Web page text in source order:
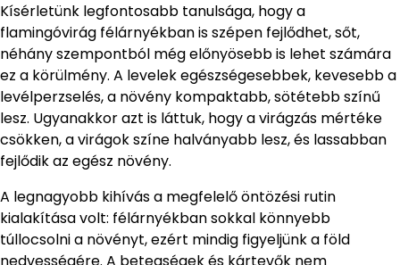
Kísérletünk legfontosabb tanulsága, hogy a
flamingóvirág félárnyékban is szépen fejlődhet, sőt,
néhány szempontból még előnyösebb is lehet számára
ez a körülmény. A levelek egészségesebbek, kevesebb a
levélperzselés, a növény kompaktabb, sötétebb színű
lesz. Ugyanakkor azt is láttuk, hogy a virágzás mértéke
csökken, a virágok színe halványabb lesz, és lassabban
fejlődik az egész növény.
A legnagyobb kihívás a megfelelő öntözési rutin
kialakítása volt: félárnyékban sokkal könnyebb
túllocsolni a növényt, ezért mindig figyeljünk a föld